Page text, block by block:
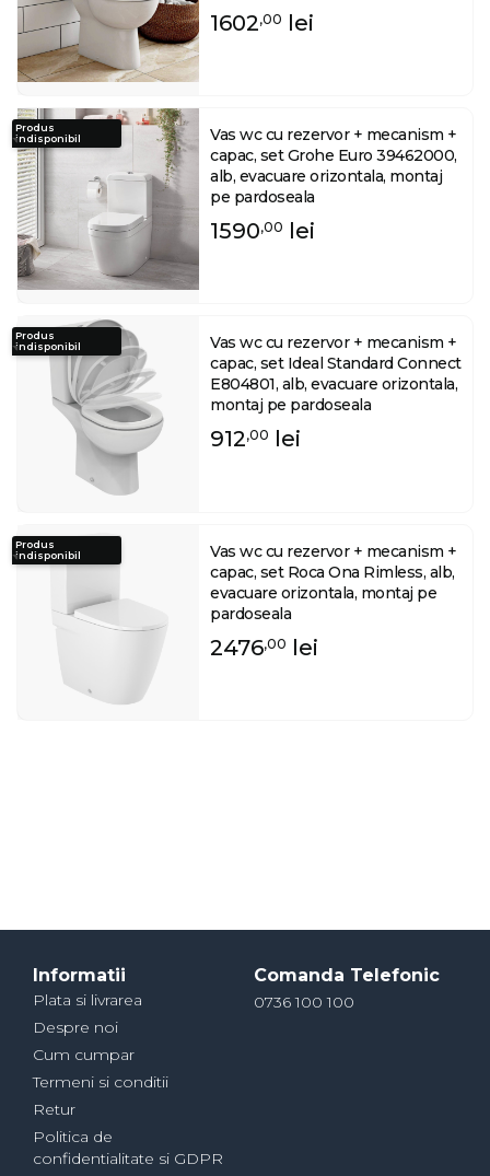
1602,00 lei
Vas wc cu rezervor + mecanism +
capac, set Grohe Euro 39462000,
alb, evacuare orizontala, montaj
pe pardoseala
1590,00 lei
Produs
indisponibil
Vas wc cu rezervor + mecanism +
capac, set Ideal Standard Connect
E804801, alb, evacuare orizontala,
montaj pe pardoseala
912,00 lei
Produs
indisponibil
Vas wc cu rezervor + mecanism +
capac, set Roca Ona Rimless, alb,
evacuare orizontala, montaj pe
pardoseala
2476,00 lei
Produs
indisponibil
Informatii
Plata si livrarea
Despre noi
Cum cumpar
Termeni si conditii
Retur
Politica de
confidentialitate si GDPR
Comanda Telefonic
0736 100 100